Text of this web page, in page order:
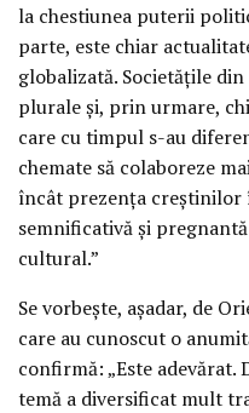
la chestiunea puterii
parte, este chiar
globalizată. Societăţile
plurale şi, prin urmare,
care cu timpul s-au
chemate să colaboreze
încât prezenţa creştinilor
semnificativă şi
cultural.”
Se vorbeşte, aşadar, de
care au cunoscut o
confirmă: „Este adevărat.
temă a diversificat mult